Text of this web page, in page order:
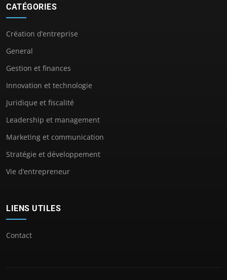
CATÉGORIES
Création d’entreprise
General
Gestion et finances
Innovation et technologie
Juridique et fiscalité
Leadership et management
Marketing et communication
Stratégie et développement
Vie d’entrepreneur
LIENS UTILES
Contact